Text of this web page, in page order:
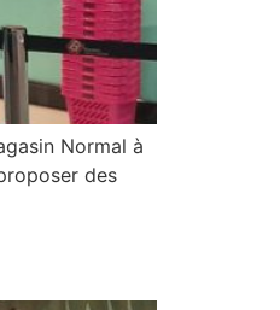
Normal à
des